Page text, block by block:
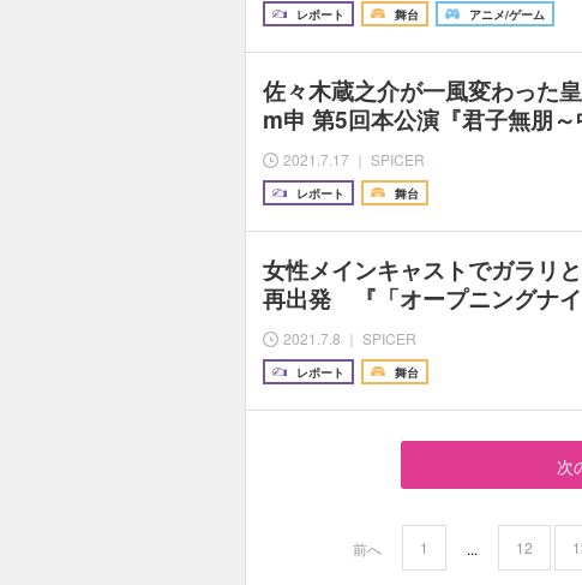
レポート 舞台 アニメ/ゲーム
佐々木蔵之介が一風変わった
m申 第5回本公演『君子無朋
2021.7.17 ｜ SPICER
レポート 舞台
女性メインキャストでガラリ
再出発 『「オープニングナ
2021.7.8 ｜ SPICER
レポート 舞台
次
前へ 1 ... 12